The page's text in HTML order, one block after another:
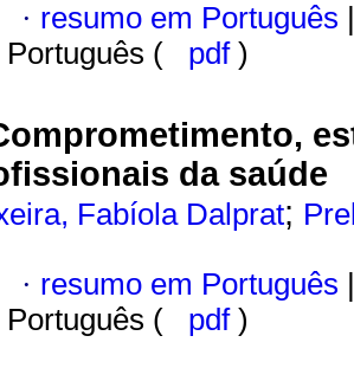
· resumo em Português
Português ( pdf )
da saúde
Fabíola Dalprat;
· resumo em Português
Português ( pdf )